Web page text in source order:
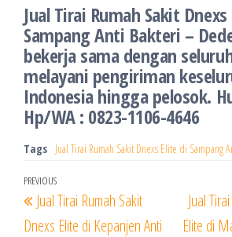
Jual Tirai Rumah Sakit
Sampang Anti Bakteri –
bekerja sama dengan
melayani pengiriman
Indonesia hingga pelosok.
Hp/WA : 0823-1106-4646
Tags Jual Tirai Rumah Sakit Dnexs Elite di Sampang
Navigasi
pos
Previous
Post
PREVIOUS
Jual Tirai Rumah Sakit
Dnexs Elite di Kepanjen Anti
Jual
Elite di